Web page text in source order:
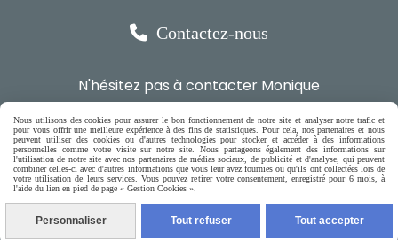
 Contactez-nous
N'hésitez pas à contacter Monique
par téléphone
0618321265
ou par message
ENVOYER UN MESSAGE
Nous utilisons des cookies pour assurer le bon fonctionnement de notre site et analyser notre trafic et
pour vous offrir une meilleure expérience à des fins de statistiques. Pour cela, nos partenaires et nous
peuvent utiliser des cookies ou d'autres technologies pour stocker et accéder à des informations
personnelles comme votre visite sur notre site. Nous partageons également des informations sur
l'utilisation de notre site avec nos partenaires de médias sociaux, de publicité et d'analyse, qui peuvent
combiner celles-ci avec d'autres informations que vous leur avez fournies ou qu'ils ont collectées lors de
votre utilisation de leurs services. Vous pouvez retirer votre consentement, enregistré pour 6 mois, à
l'aide du lien en pied de page « Gestion Cookies ».
Personnaliser Tout refuser Tout accepter